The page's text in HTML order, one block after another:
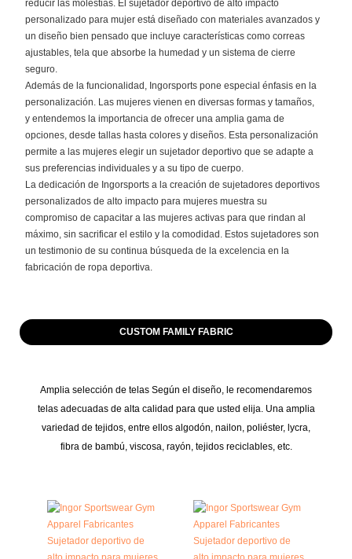
reducir las molestias. El sujetador deportivo de alto impacto
personalizado para mujer está diseñado con materiales avanzados y
un diseño bien pensado que incluye características como correas
ajustables, tela que absorbe la humedad y un sistema de cierre
seguro.
Además de la funcionalidad, Ingorsports pone especial énfasis en la
personalización. Las mujeres vienen en diversas formas y tamaños,
y entendemos la importancia de ofrecer una amplia gama de
opciones, desde tallas hasta colores y diseños. Esta personalización
permite a las mujeres elegir un sujetador deportivo que se adapte a
sus preferencias individuales y a su tipo de cuerpo.
La dedicación de Ingorsports a la creación de sujetadores deportivos
personalizados de alto impacto para mujeres muestra su
compromiso de capacitar a las mujeres activas para que rindan al
máximo, sin sacrificar el estilo y la comodidad. Estos sujetadores son
un testimonio de su continua búsqueda de la excelencia en la
fabricación de ropa deportiva.
CUSTOM FAMILY FABRIC
Amplia selección de telas Según el diseño, le recomendaremos
telas adecuadas de alta calidad para que usted elija. Una amplia
variedad de tejidos, entre ellos algodón, nailon, poliéster, lycra,
fibra de bambú, viscosa, rayón, tejidos reciclables, etc.